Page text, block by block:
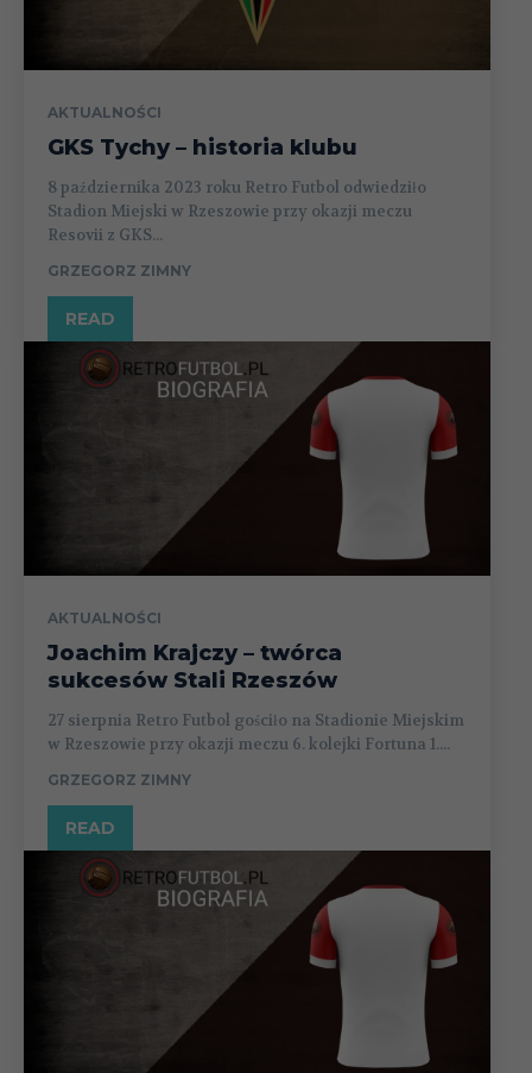
AKTUALNOŚCI
GKS Tychy – historia klubu
8 października 2023 roku Retro Futbol odwiedziło
Stadion Miejski w Rzeszowie przy okazji meczu
Resovii z GKS...
GRZEGORZ ZIMNY
READ
AKTUALNOŚCI
Joachim Krajczy – twórca
sukcesów Stali Rzeszów
27 sierpnia Retro Futbol gościło na Stadionie Miejskim
w Rzeszowie przy okazji meczu 6. kolejki Fortuna 1....
GRZEGORZ ZIMNY
READ